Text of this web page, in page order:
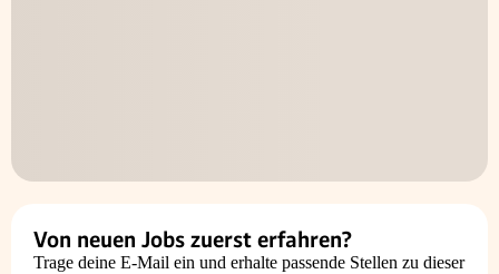
Von neuen Jobs zuerst erfahren?
Trage deine E-Mail ein und erhalte passende Stellen zu dieser